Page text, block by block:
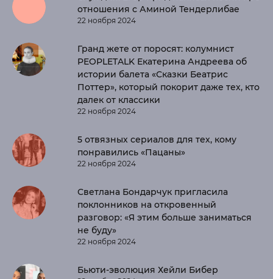
отношения с Аминой Тендерлибае
22 ноября 2024
Гранд жете от поросят: колумнист
PEOPLETALK Екатерина Андреева об
истории балета «Сказки Беатрис
Поттер», который покорит даже тех, кто
далек от классики
22 ноября 2024
5 отвязных сериалов для тех, кому
понравились «Пацаны»
22 ноября 2024
Светлана Бондарчук пригласила
поклонников на откровенный
разговор: «Я этим больше заниматься
не буду»
22 ноября 2024
Бьюти-эволюция Хейли Бибер